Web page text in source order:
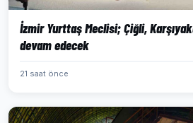
İzmir Yurttaş Meclisi; Çiğli,
devam edecek
21 saat önce